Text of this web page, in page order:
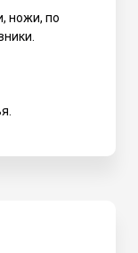
ножи, по